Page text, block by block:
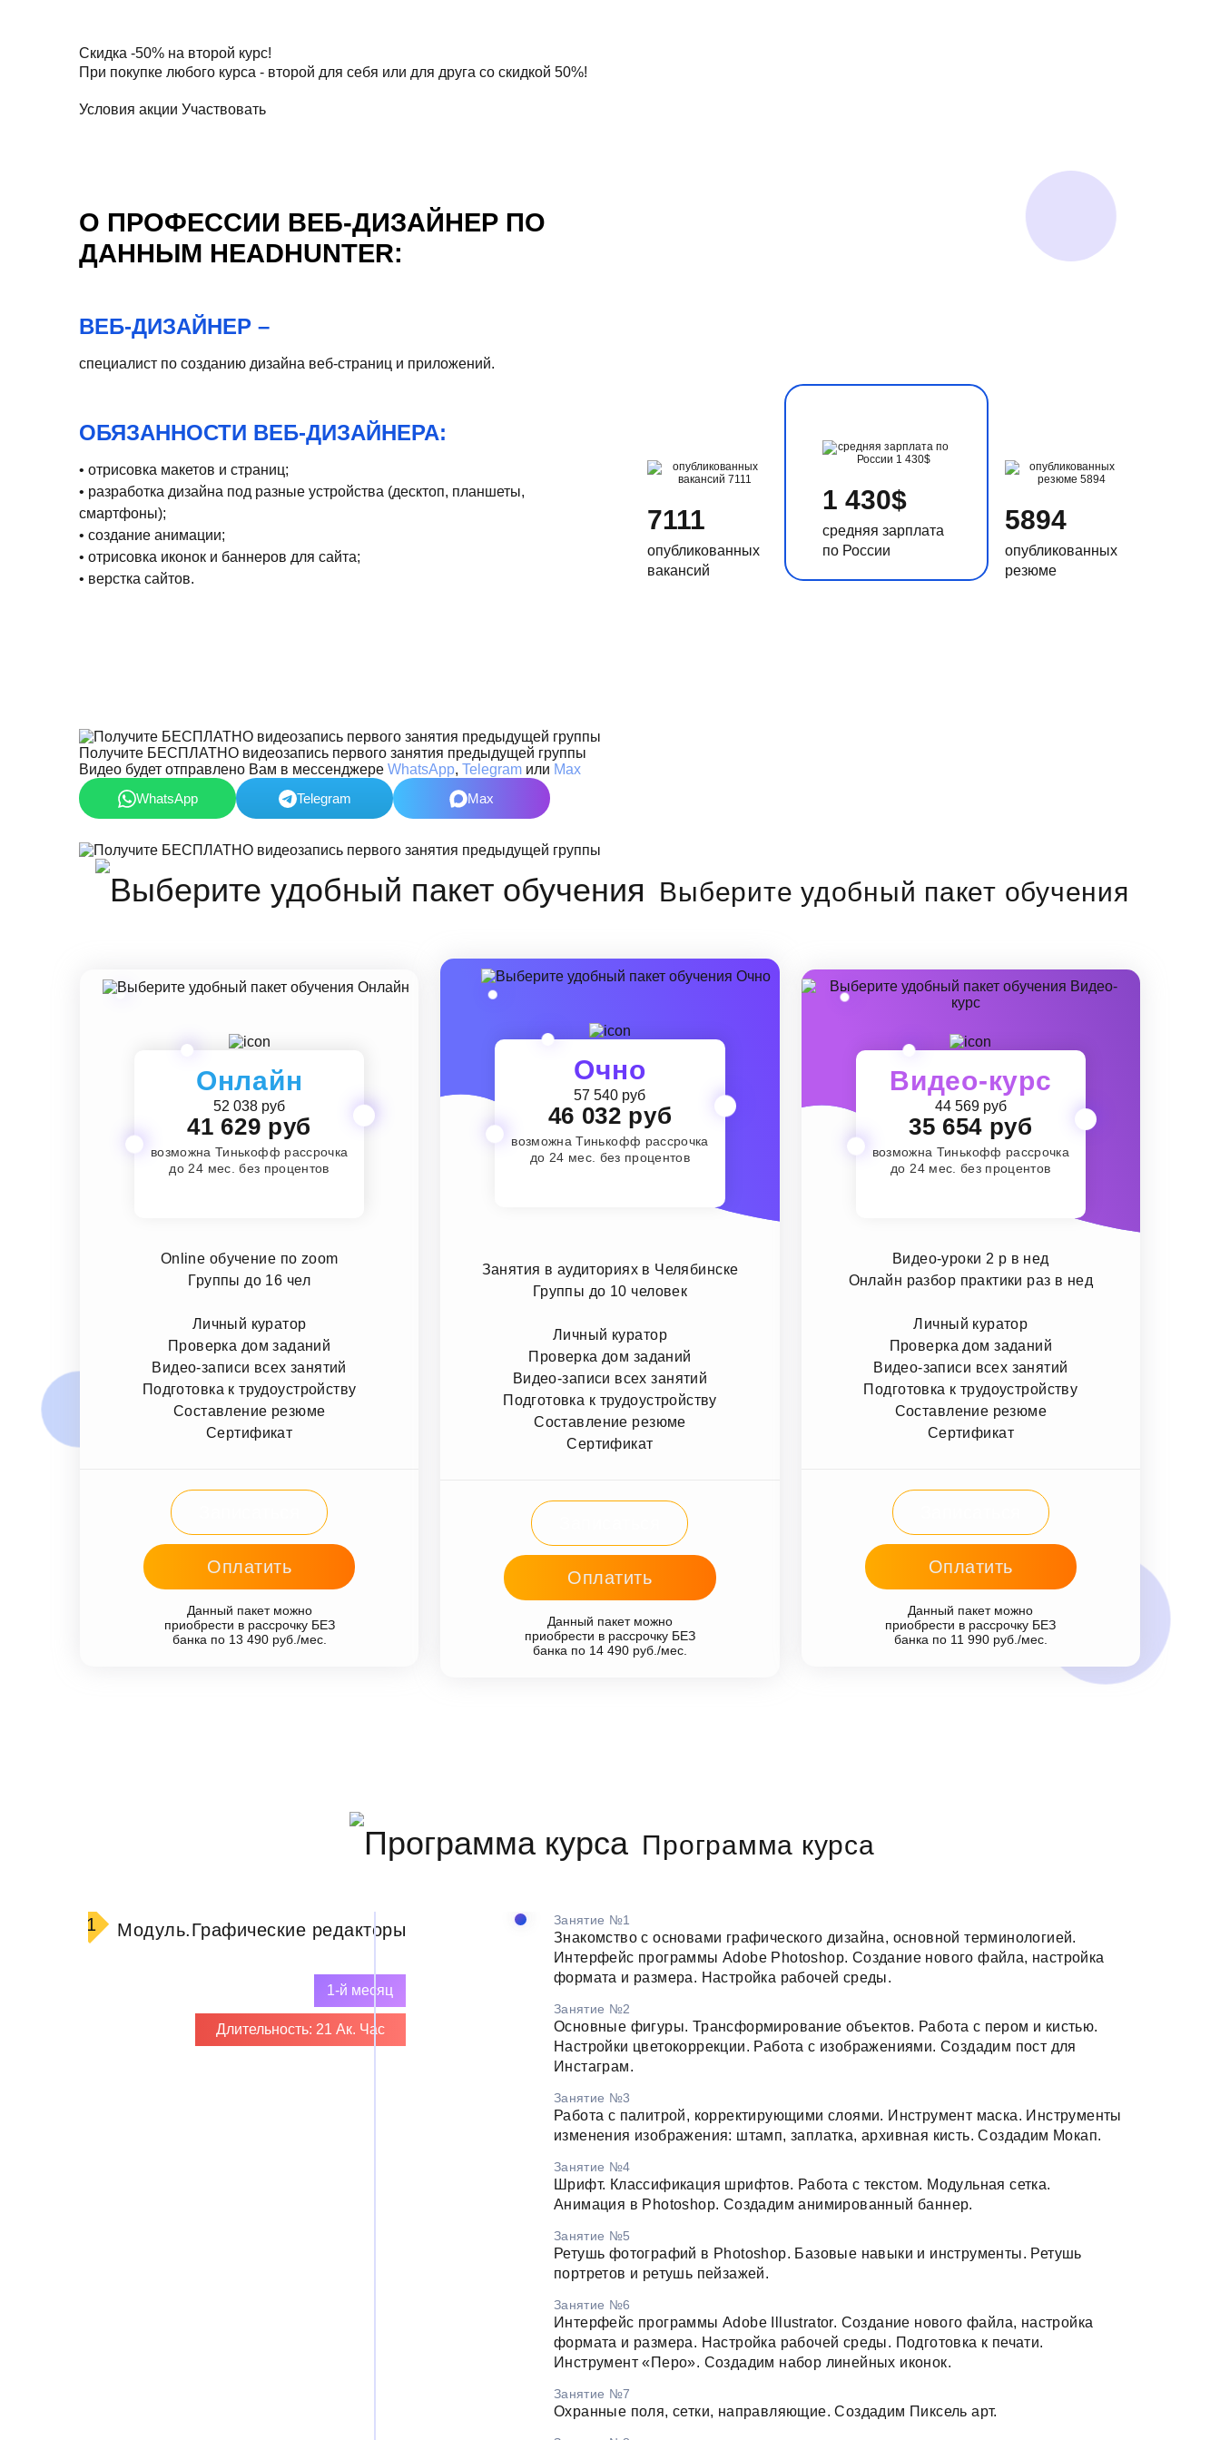
Скидка -50% на второй курс!
При покупке любого курса - второй для себя или для друга со скидкой 50%!
Условия акции Участвовать
О ПРОФЕССИИ ВЕБ-ДИЗАЙНЕР ПО
ДАННЫМ HEADHUNTER:
ВЕБ-ДИЗАЙНЕР –
специалист по созданию дизайна веб-страниц и приложений.
ОБЯЗАННОСТИ ВЕБ-ДИЗАЙНЕРА:
• отрисовка макетов и страниц;
• разработка дизайна под разные устройства (десктоп, планшеты,
смартфоны);
• создание анимации;
• отрисовка иконок и баннеров для сайта;
• верстка сайтов.
7111
опубликованных
вакансий
1 430$
средняя зарплата
по России
5894
опубликованных
резюме
Получите БЕСПЛАТНО видеозапись первого занятия предыдущей группы
Видео будет отправлено Вам в мессенджере WhatsApp, Telegram или Max
WhatsApp
Telegram Max
Выберите удобный пакет обучения
Онлайн
52 038 руб
41 629 руб
возможна Тинькофф рассрочка
до 24 мес. без процентов
Online обучение по zoom
Группы до 16 чел
Личный куратор
Проверка дом заданий
Видео-записи всех занятий
Подготовка к трудоустройству
Составление резюме
Сертификат
Оплатить
Данный пакет можно
приобрести в рассрочку БЕЗ
банка по 13 490 руб./мес.
Очно
57 540 руб
46 032 руб
возможна Тинькофф рассрочка
до 24 мес. без процентов
Занятия в аудиториях в Челябинске
Группы до 10 человек
Личный куратор
Проверка дом заданий
Видео-записи всех занятий
Подготовка к трудоустройству
Составление резюме
Сертификат
Оплатить
Данный пакет можно
приобрести в рассрочку БЕЗ
банка по 14 490 руб./мес.
Видео-курс
44 569 руб
35 654 руб
возможна Тинькофф рассрочка
до 24 мес. без процентов
Видео-уроки 2 р в нед
Онлайн разбор практики раз в нед
Личный куратор
Проверка дом заданий
Видео-записи всех занятий
Подготовка к трудоустройству
Составление резюме
Сертификат
Оплатить
Данный пакет можно
приобрести в рассрочку БЕЗ
банка по 11 990 руб./мес.
Программа курса
1 Модуль.Графические редакторы
1-й месяц
Длительность: 21 Ак. Час
Занятие №1
Знакомство с основами графического дизайна, основной терминологией.
Интерфейс программы Adobe Photoshop. Создание нового файла, настройка
формата и размера. Настройка рабочей среды.
Занятие №2
Основные фигуры. Трансформирование объектов. Работа с пером и кистью.
Настройки цветокоррекции. Работа с изображениями. Создадим пост для
Инстаграм.
Занятие №3
Работа с палитрой, корректирующими слоями. Инструмент маска. Инструменты
изменения изображения: штамп, заплатка, архивная кисть. Создадим Мокап.
Занятие №4
Шрифт. Классификация шрифтов. Работа с текстом. Модульная сетка.
Анимация в Photoshop. Создадим анимированный баннер.
Занятие №5
Ретушь фотографий в Photoshop. Базовые навыки и инструменты. Ретушь
портретов и ретушь пейзажей.
Занятие №6
Интерфейс программы Adobe Illustrator. Создание нового файла, настройка
формата и размера. Настройка рабочей среды. Подготовка к печати.
Инструмент «Перо». Создадим набор линейных иконок.
Занятие №7
Охранные поля, сетки, направляющие. Создадим Пиксель арт.